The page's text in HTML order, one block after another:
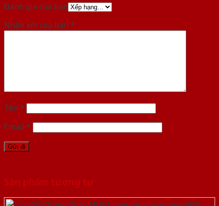
Đánh giá của bạn
Nhận xét của bạn *
Tên *
Email *
Sản phẩm tương tự